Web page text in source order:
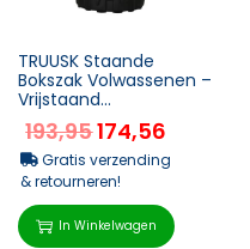
TRUUSK Staande
Bokszak Volwassenen –
Vrijstaand
Bokstrainingsapparaat
– Boksassistent &#...
193,95174,56
Gratis verzending
& retourneren!
In Winkelwagen